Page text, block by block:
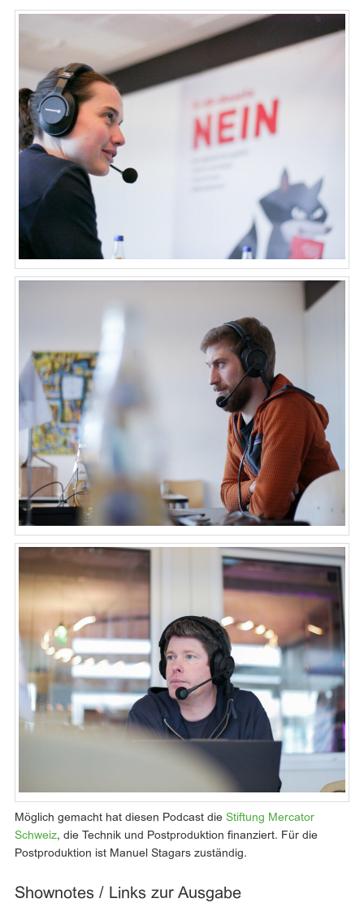
Möglich gemacht hat diesen Podcast die Stiftung Mercator
Schweiz, die Technik und Postproduktion finanziert. Für die
Postproduktion ist Manuel Stagars zuständig.
Shownotes / Links zur Ausgabe